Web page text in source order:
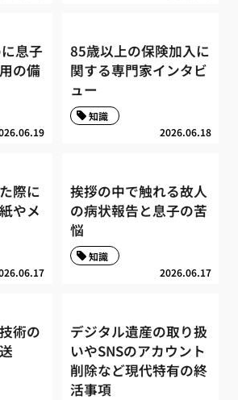
息子
の備
85歳以上の保険加入に
関する専門家インタビ
ュー
2026.06.18
知識
際に
やメ
挨拶の中で触れる故人
の病状報告と息子の苦
悩
2026.06.17
知識
術の
デジタル遺産の取り扱
いやSNSのアカウント
削除など現代特有の終
活事項